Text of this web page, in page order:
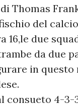
Thomas
del
16,le due
da due
in questo
consueto 4-3-